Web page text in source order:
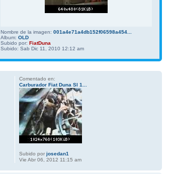
Nombre de la imagen: 001a4e71a4db152f06598a454...
Album: OLD
Subido por: FiatDuna
Subido: Sab Dic 11, 2010 12:12 am
Comentado en:
Carburador Fiat Duna Sl 1...
Subido por josedan1
Vie Abr 06, 2012 11:15 am